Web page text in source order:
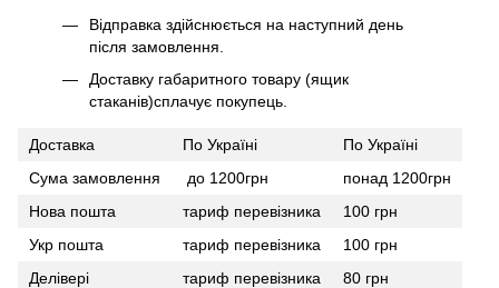
Відправка здійснюється на наступний день
після замовлення.
Доставку габаритного товару (ящик
стаканів)сплачує покупець.
Доставка По Україні
По Україні
Сума замовлення
до 1200грн
понад 1200грн
Нова пошта
тариф перевізника
100 грн
Укр пошта
тариф перевізника
100 грн
Делівері
тариф перевізника 80 грн